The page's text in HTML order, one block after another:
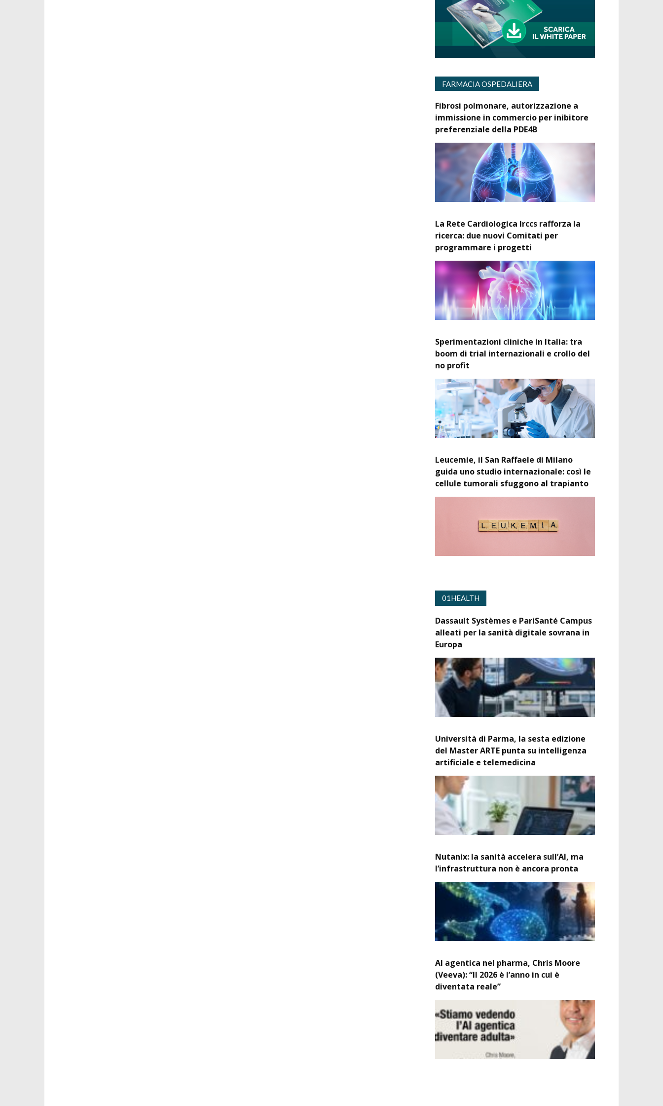
FARMACIA OSPEDALIERA
Fibrosi polmonare, autorizzazione a
immissione in commercio per inibitore
preferenziale della PDE4B
La Rete Cardiologica Irccs rafforza la
ricerca: due nuovi Comitati per
programmare i progetti
Sperimentazioni cliniche in Italia: tra
boom di trial internazionali e crollo del
no profit
Leucemie, il San Raffaele di Milano
guida uno studio internazionale: così le
cellule tumorali sfuggono al trapianto
01HEALTH
Dassault Systèmes e PariSanté Campus
alleati per la sanità digitale sovrana in
Europa
Università di Parma, la sesta edizione
del Master ARTE punta su intelligenza
artificiale e telemedicina
Nutanix: la sanità accelera sull’AI, ma
l’infrastruttura non è ancora pronta
AI agentica nel pharma, Chris Moore
(Veeva): “Il 2026 è l’anno in cui è
diventata reale”